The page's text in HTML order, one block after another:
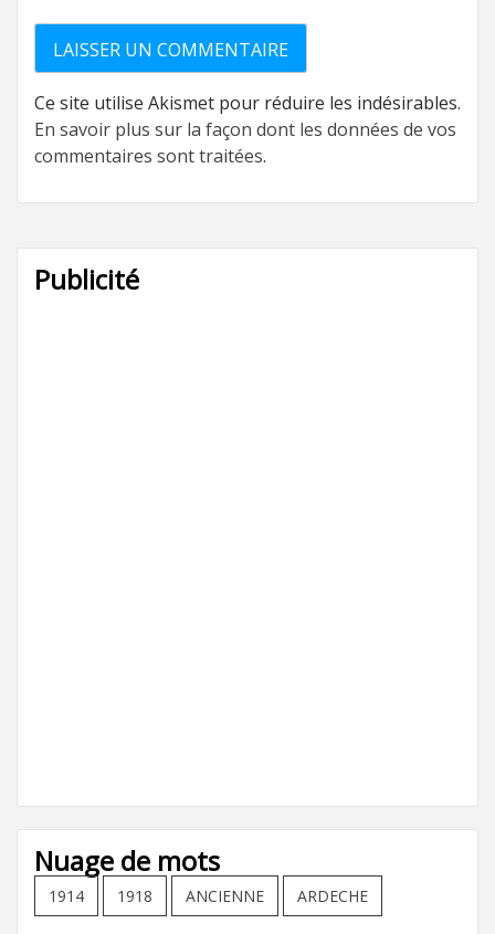
Ce site utilise Akismet pour réduire les indésirables.
En savoir plus sur la façon dont les données de vos
commentaires sont traitées.
Publicité
Nuage de mots
1914 1918 ANCIENNE ARDECHE